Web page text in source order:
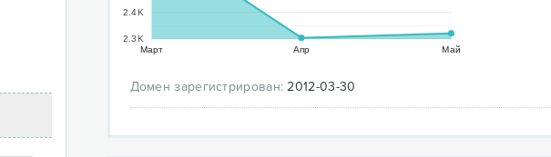
Март Апр Май
2.3K
2.4K
Домен зарегистрирован: 2012-03-30